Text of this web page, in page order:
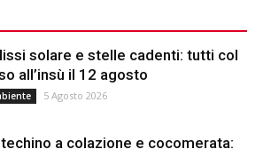
solare e stelle cadenti: tutti col
all’insù il 12 agosto
5 Agosto 2026
a colazione e cocomerata: